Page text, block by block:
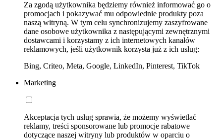
Za zgodą użytkownika będziemy również informować go o
promocjach i pokazywać mu odpowiednie produkty poza
naszą witryną. W tym celu synchronizujemy zaszyfrowane
dane osobowe użytkownika z następującymi zewnętrznymi
dostawcami i korzystamy z ich internetowych kanałów
reklamowych, jeśli użytkownik korzysta już z ich usług:
Bing, Criteo, Meta, Google, LinkedIn, Pinterest, TikTok
Marketing
Akceptacja tych usług sprawia, że możemy wyświetlać
reklamy, treści sponsorowane lub promocje rabatowe
dotyczące naszej witryny lub produktów w oparciu o